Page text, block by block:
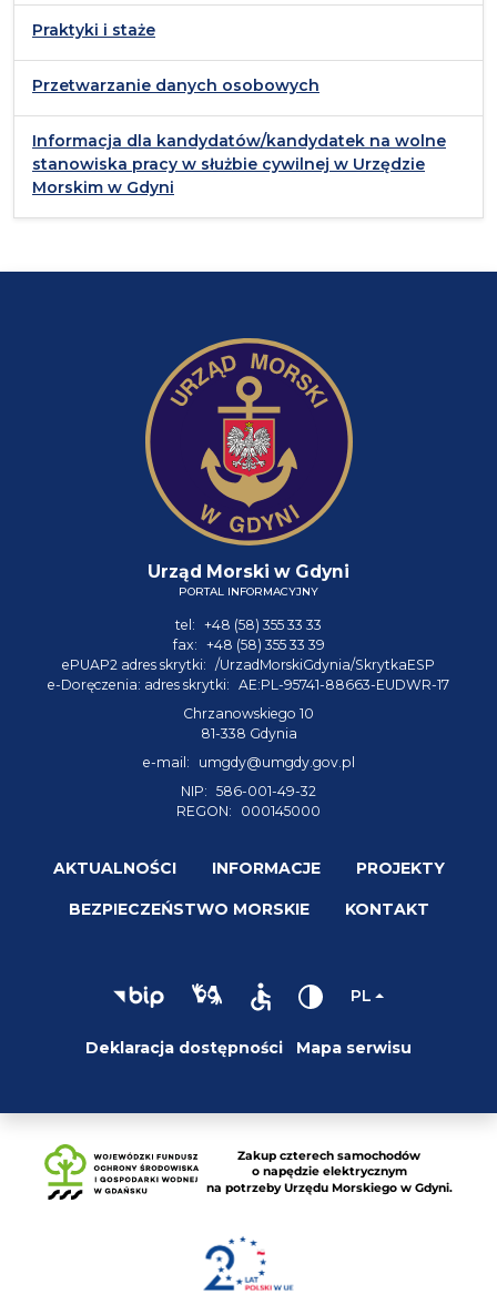
Praktyki i staże
Przetwarzanie danych osobowych
Informacja dla kandydatów/kandydatek na wolne
stanowiska pracy w służbie cywilnej w Urzędzie
Morskim w Gdyni
Urząd Morski w Gdyni
PORTAL INFORMACYJNY
tel: +48 (58) 355 33 33
fax: +48 (58) 355 33 39
ePUAP2 adres skrytki: /UrzadMorskiGdynia/SkrytkaESP
e-Doręczenia: adres skrytki: AE:PL-95741-88663-EUDWR-17
Chrzanowskiego 10
81-338 Gdynia
e-mail:
umgdy@umgdy.gov.pl
NIP: 586-001-49-32
REGON:
000145000
AKTUALNOŚCI INFORMACJE PROJEKTY
BEZPIECZEŃSTWO MORSKIE KONTAKT
PL
Deklaracja dostępności Mapa serwisu